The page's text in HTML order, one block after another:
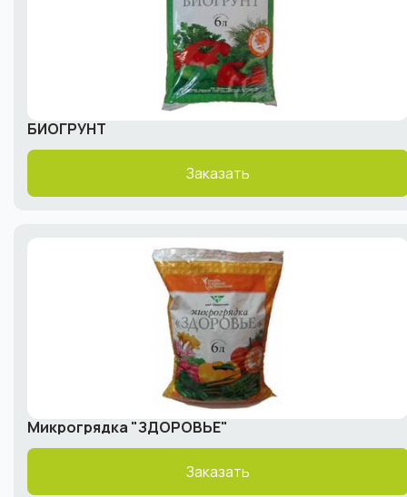
БИОГРУНТ
Заказать
Микрогрядка "ЗДОРОВЬЕ"
Заказать